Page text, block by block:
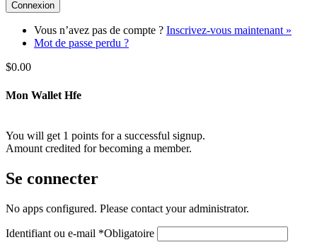
Vous n’avez pas de compte ? Inscrivez-vous maintenant »
Mot de passe perdu ?
$0.00
Mon Wallet Hfe
You will get 1 points for a successful signup.
Amount credited for becoming a member.
Se connecter
No apps configured. Please contact your administrator.
Identifiant ou e-mail *Obligatoire